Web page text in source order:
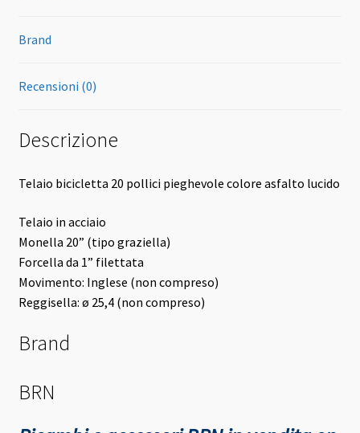
Brand
Recensioni (0)
Descrizione
Telaio bicicletta 20 pollici pieghevole colore asfalto lucido
Telaio in acciaio
Monella 20” (tipo graziella)
Forcella da 1” filettata
Movimento: Inglese (non compreso)
Reggisella: ø 25,4 (non compreso)
Brand
BRN